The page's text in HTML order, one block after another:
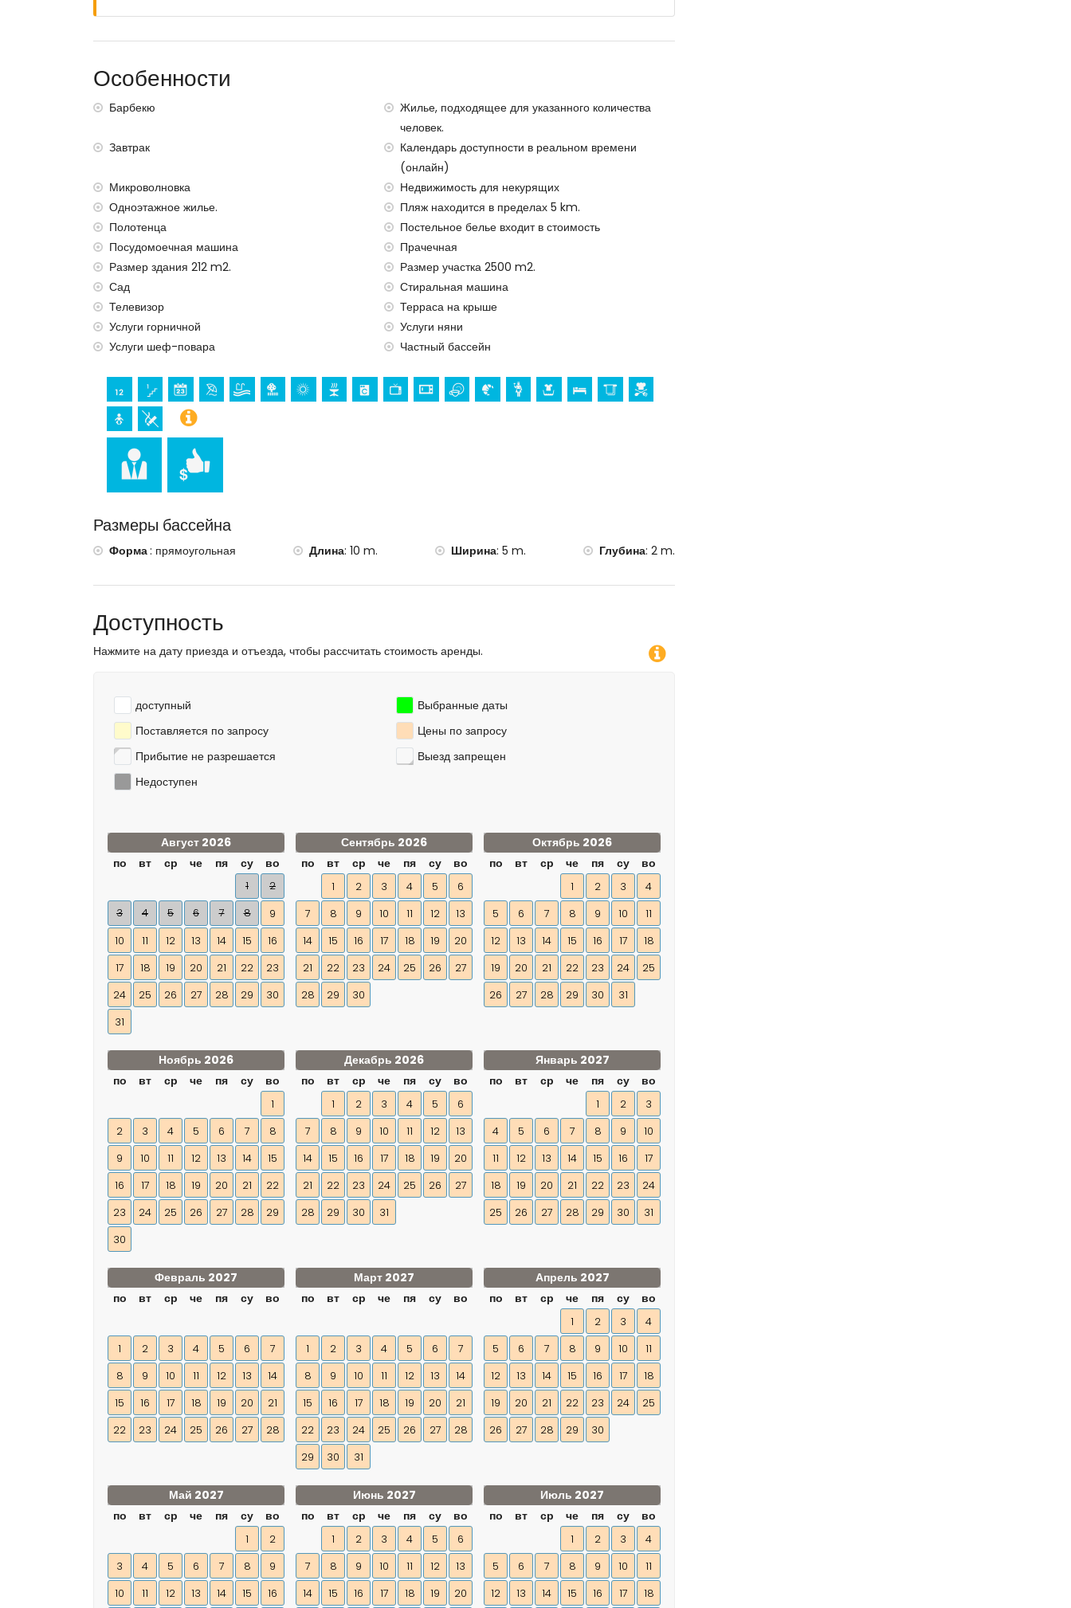
Недвижимость прекрасно подходит для семей с детьми, свадебного торжества, мероприятий и
Удобства и услуги которые включены в стоимость аренды виллы класса люкс
пылесос и утюг и гладильная доска
завтрак
уборка, услуги шеф-повара, прачечная и услуги няни
Особенности
Барбекю
Жилье, подходящее для указанного количества
человек.
Завтрак
Календарь доступности в реальном времени
(онлайн)
Микроволновка
Недвижимость для некурящих
Одноэтажное жилье.
Пляж находится в пределах 5 km.
Полотенца
Постельное белье входит в стоимость
Посудомоечная машина
Прачечная
Размер здания 212 m2.
Размер участка 2500 m2.
Сад
Стиральная машина
Телевизор
Терраса на крыше
Услуги горничной
Услуги няни
Услуги шеф-повара
Частный бассейн
Размеры бассейна
Форма: прямоугольная Длина: 10 m. Ширина: 5 m. Глубина: 2 m.
Доступность
Нажмите на дату приезда и отъезда, чтобы рассчитать стоимость аренды.
доступный
Выбранные даты
Поставляется по запросу
Цены по запросу
Прибытие не разрешается
Выезд запрещен
Недоступен
Август 2026
по
вт ср че пя су во
1
2
3
4 5 6 7 8
9
10
11 12 13 14 15
16
17
18 19 20 21 22
23
24
25 26 27 28 29
30
31
Сентябрь 2026
по
вт ср че пя су во
1 2 3 4 5
6
7
8 9 10 11 12
13
14
15 16 17 18 19
20
21
22 23 24 25 26
27
28
29 30
Октябрь 2026
по
вт ср че пя су во
1 2 3
4
5
6 7 8 9 10
11
12
13 14 15 16 17
18
19
20 21 22 23 24
25
26
27 28 29 30 31
Ноябрь 2026
по
вт ср че пя су во
1
2
3 4 5 6 7
8
9
10 11 12 13 14
15
16
17 18 19 20 21
22
23
24 25 26 27 28
29
30
Декабрь 2026
по
вт ср че пя су во
1 2 3 4 5
6
7
8 9 10 11 12
13
14
15 16 17 18 19
20
21
22 23 24 25 26
27
28
29 30 31
Январь 2027
по
вт ср че пя су во
1 2
3
4
5 6 7 8 9
10
11
12 13 14 15 16
17
18
19 20 21 22 23
24
25
26 27 28 29 30 31
Февраль 2027
по
вт ср че пя су во
1 2 3 4 5 6
7
8
9 10 11 12 13
14
15
16 17 18 19 20
21
22
23 24 25 26 27 28
Март 2027
по
вт ср че пя су во
1 2 3 4 5 6
7
8
9 10 11 12 13
14
15
16 17 18 19 20
21
22
23 24 25 26 27
28
29
30 31
Апрель 2027
по
вт ср че пя су во
1 2 3
4
5
6 7 8 9 10
11
12
13 14 15 16 17
18
19
20 21 22 23 24
25
26
27 28 29 30
Май 2027
по
вт ср че пя су во
1
2
3
4 5 6 7 8
9
10
11 12 13 14 15 16
Июнь 2027
по
вт ср че пя су во
1 2 3 4 5
6
7
8 9 10 11 12
13
14
15 16 17 18 19 20
Июль 2027
по
вт ср че пя су во
1 2 3
4
5
6 7 8 9 10
11
12
13 14 15 16 17 18